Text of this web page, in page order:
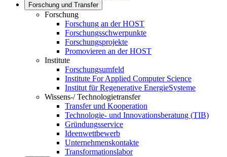
Forschung und Transfer
Forschung
Forschung an der HOST
Forschungsschwerpunkte
Forschungsprojekte
Promovieren an der HOST
Institute
Forschungsumfeld
Institute For Applied Computer Science
Institut für Regenerative EnergieSysteme
Wissens-/ Technologietransfer
Transfer und Kooperation
Technologie- und Innovationsberatung (TIB)
Gründungsservice
Ideenwettbewerb
Unternehmenskontakte
Transformationslabor